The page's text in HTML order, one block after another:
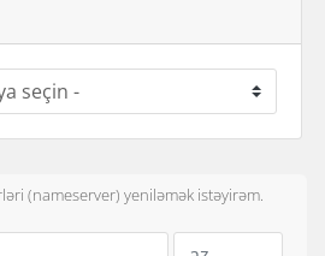
(nameserver) yeniləmək istəyirəm.